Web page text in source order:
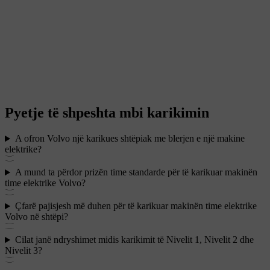
Pyetje të shpeshta mbi karikimin
A ofron Volvo një karikues shtëpiak me blerjen e një makine
elektrike?
A mund ta përdor prizën time standarde për të karikuar makinën
time elektrike Volvo?
Çfarë pajisjesh më duhen për të karikuar makinën time elektrike
Volvo në shtëpi?
Cilat janë ndryshimet midis karikimit të Nivelit 1, Nivelit 2 dhe
Nivelit 3?